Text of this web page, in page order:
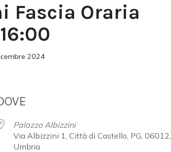
Fascia Oraria
2024
Palazzo Albizzini
Via Albizzini 1, Città di Castello, PG, 06012,
Umbria